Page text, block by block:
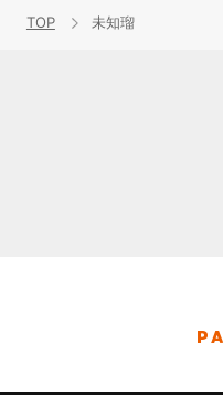
TOP 未知瑠